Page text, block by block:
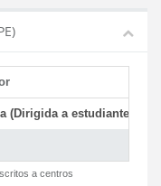
(Dirigida a estudiantes)
a centros